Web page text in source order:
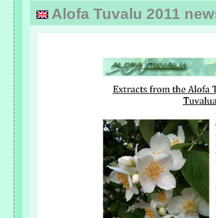
Alofa Tuvalu 2011